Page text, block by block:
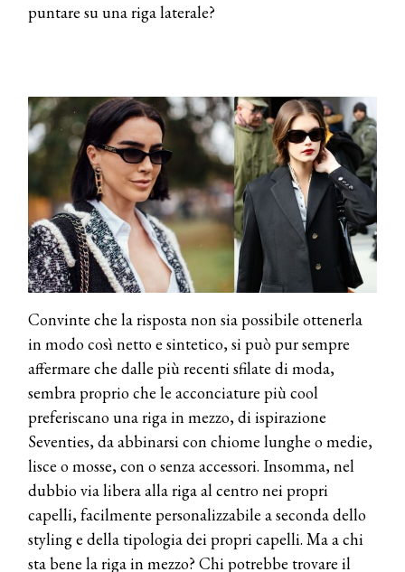
puntare su una riga laterale?
Convinte che la risposta non sia possibile ottenerla
in modo così netto e sintetico, si può pur sempre
affermare che dalle più recenti sfilate di moda,
sembra proprio che le acconciature più cool
preferiscano una riga in mezzo, di ispirazione
Seventies, da abbinarsi con chiome lunghe o medie,
lisce o mosse, con o senza accessori. Insomma, nel
dubbio via libera alla riga al centro nei propri
capelli, facilmente personalizzabile a seconda dello
styling e della tipologia dei propri capelli. Ma a chi
sta bene la riga in mezzo? Chi potrebbe trovare il